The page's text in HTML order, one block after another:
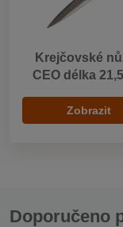
Krejčovské
CEO délka
Zobrazit
Doporučeno